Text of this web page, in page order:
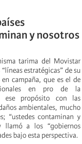
y nosotros
tarima del Movistar
estratégicas” de su
campaña, que es el de
en pro de la
ese propósito con las
ambientales, mucho
“ustedes contaminan y
llamó a los “gobiernos
bajo esta perspectiva.